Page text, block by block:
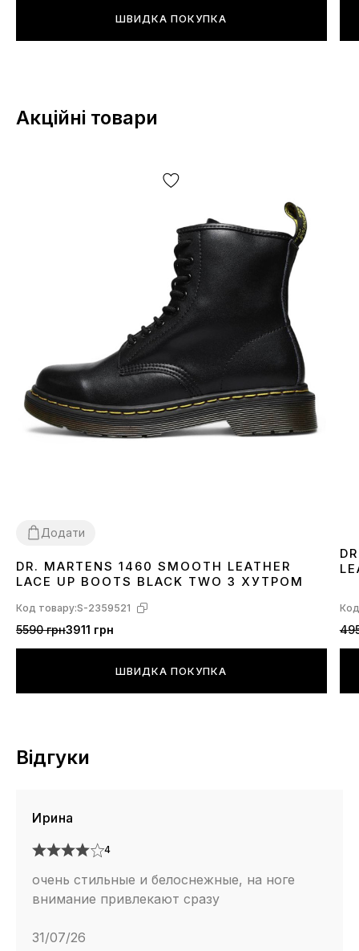
ШВИДКА ПОКУПКА
Акційні товари
Додати
36 373839 404142 43 444546
DR. MARTENS 1460 SMOOTH LEATHER
LACE UP BOOTS BLACK TWO З ХУТРОМ
Код товару:S-2359521
5590 грн3911 грн
ШВИДКА ПОКУПКА
Відгуки
Ирина
4
очень стильные и белоснежные, на ноге
внимание привлекают сразу
31/07/26